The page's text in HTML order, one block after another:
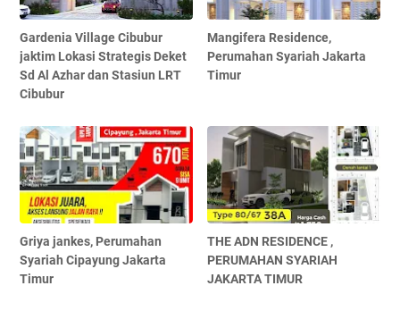
Gardenia Village Cibubur
jaktim Lokasi Strategis Deket
Sd Al Azhar dan Stasiun LRT
Cibubur
Mangifera Residence,
Perumahan Syariah Jakarta
Timur
Griya jankes, Perumahan
Syariah Cipayung Jakarta
Timur
THE ADN RESIDENCE ,
PERUMAHAN SYARIAH
JAKARTA TIMUR